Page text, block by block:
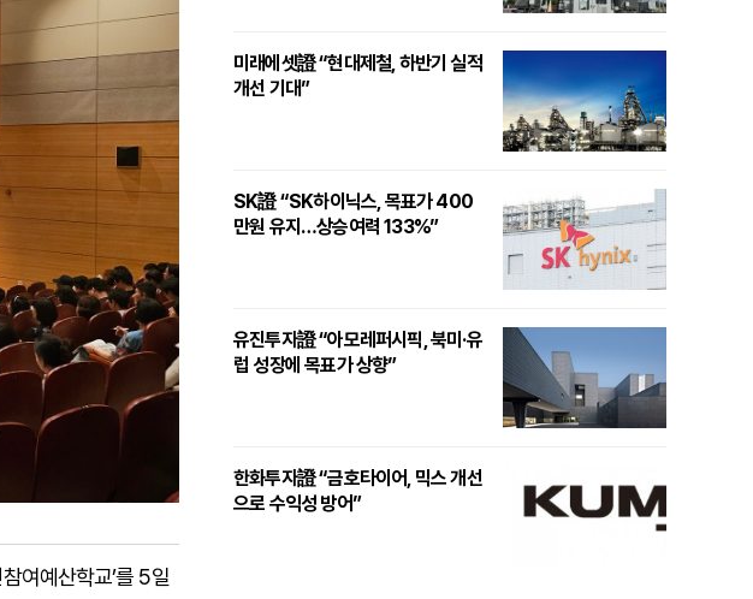
여예산학교’를 5일
미래에셋證 “현대제철, 하반기 실적
개선 기대”
SK證 “SK하이닉스, 목표가 400
만원 유지…상승여력 133%”
유진투자證 “아모레퍼시픽, 북미·유
럽 성장에 목표가 상향”
한화투자證 “금호타이어, 믹스 개선
으로 수익성 방어”